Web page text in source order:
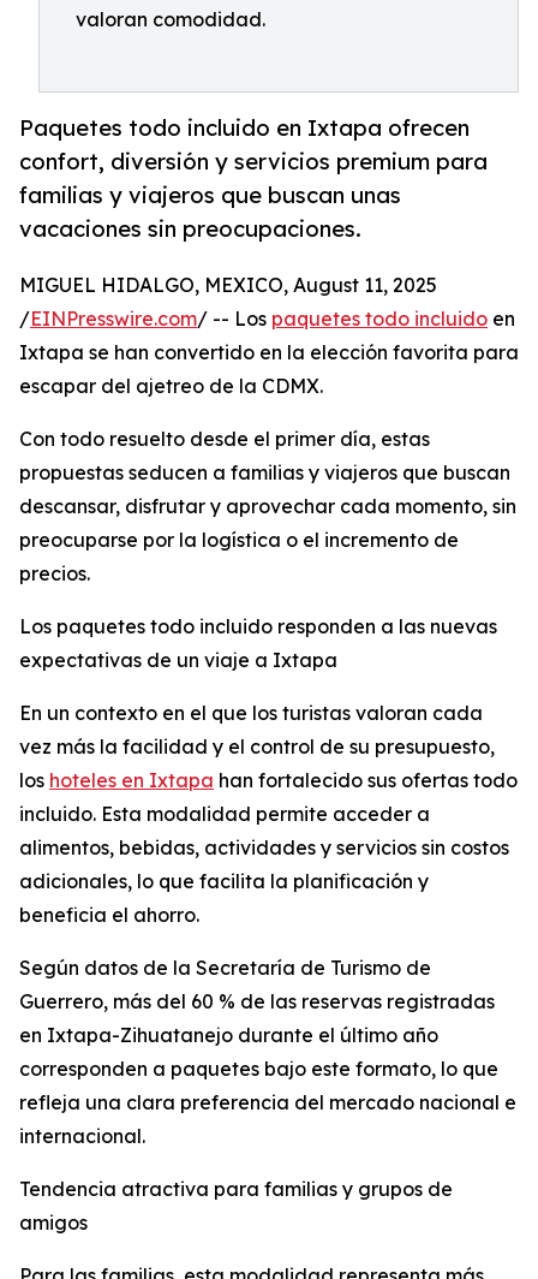
valoran comodidad.
Paquetes todo incluido en Ixtapa ofrecen
confort, diversión y servicios premium para
familias y viajeros que buscan unas
vacaciones sin preocupaciones.
MIGUEL HIDALGO, MEXICO, August 11, 2025
/EINPresswire.com/ -- Los paquetes todo incluido en
Ixtapa se han convertido en la elección favorita para
escapar del ajetreo de la CDMX.
Con todo resuelto desde el primer día, estas
propuestas seducen a familias y viajeros que buscan
descansar, disfrutar y aprovechar cada momento, sin
preocuparse por la logística o el incremento de
precios.
Los paquetes todo incluido responden a las nuevas
expectativas de un viaje a Ixtapa
En un contexto en el que los turistas valoran cada
vez más la facilidad y el control de su presupuesto,
los hoteles en Ixtapa han fortalecido sus ofertas todo
incluido. Esta modalidad permite acceder a
alimentos, bebidas, actividades y servicios sin costos
adicionales, lo que facilita la planificación y
beneficia el ahorro.
Según datos de la Secretaría de Turismo de
Guerrero, más del 60 % de las reservas registradas
en Ixtapa-Zihuatanejo durante el último año
corresponden a paquetes bajo este formato, lo que
refleja una clara preferencia del mercado nacional e
internacional.
Tendencia atractiva para familias y grupos de
amigos